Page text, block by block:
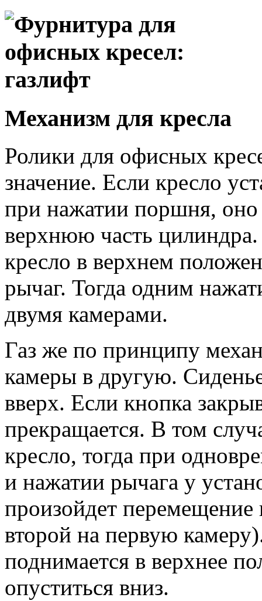
Механизм для кресла
Ролики для офисных
значение. Если кресло
при нажатии поршня, оно
верхнюю часть
кресло в верхнем
рычаг. Тогда одним
двумя камерами.
Газ же по принципу
камеры в другую.
вверх. Если кнопка
прекращается. В том
кресло, тогда при
и нажатии рычага у
произойдет перемещение
второй на первую
поднимается в верхнее
опуститься вниз.